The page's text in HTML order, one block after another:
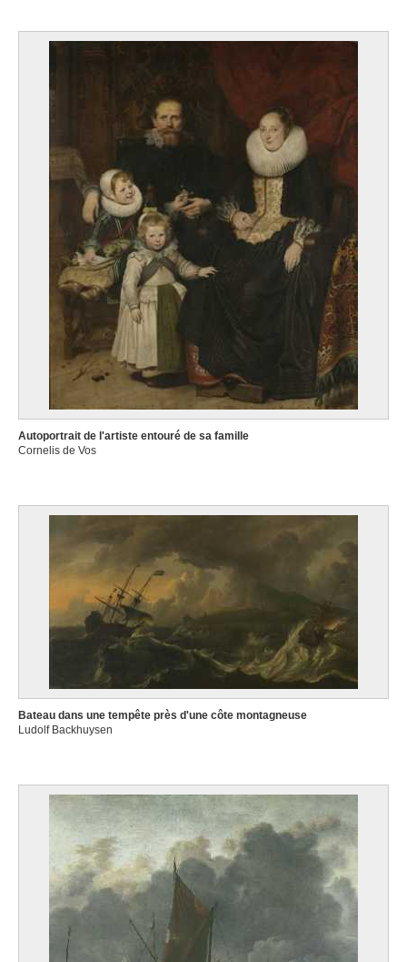
Autoportrait de l'artiste entouré de sa famille
Cornelis de Vos
Bateau dans une tempête près d'une côte montagneuse
Ludolf Backhuysen